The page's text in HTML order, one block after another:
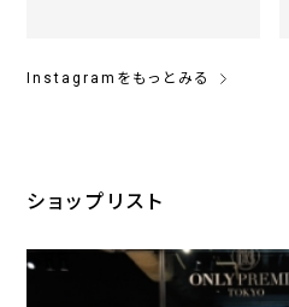
Instagramをもっとみる
ショップリスト